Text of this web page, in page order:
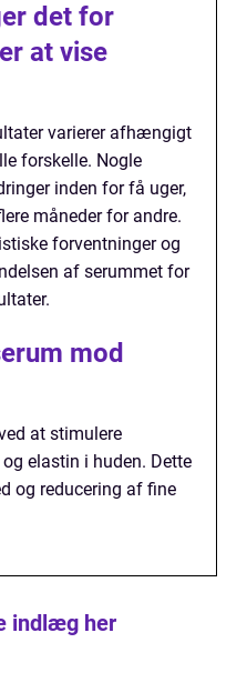
det for
at vise
varierer afhængigt
forskelle. Nogle
inden for få uger,
måneder for andre.
forventninger og
af serummet for
mod
at stimulere
elastin i huden. Dette
og reducering af fine
indlæg her